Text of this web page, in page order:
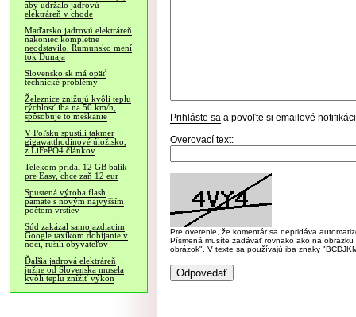
aby udržalo jadrovú
elektráreň v chode
Maďarsko jadrovú elektráreň
nakoniec kompletne
neodstavilo, Rumunsko mení
tok Dunaja
Slovensko.sk má opäť
technické problémy
Železnice znižujú kvôli teplu
rýchlosť iba na 50 km/h,
spôsobuje to meškanie
V Poľsku spustili takmer
gigawatthodinové úložisko,
z LiFePO4 článkov
Telekom pridal 12 GB balík
pre Easy, chce zaň 12 eur
Spustená výroba flash
pamäte s novým najvyšším
počtom vrstiev
Súd zakázal samojazdiacim
Google taxíkom dobíjanie v
noci, rušili obyvateľov
Ďalšia jadrová elektráreň
južne od Slovenska musela
kvôli teplu znížiť výkon
Prihláste sa a povoľte si emailové
Overovací text:
Pre overenie, že komentár sa nepridáva
Písmená musíte zadávať rovnako ako na
obrázok". V texte sa používajú iba znaky